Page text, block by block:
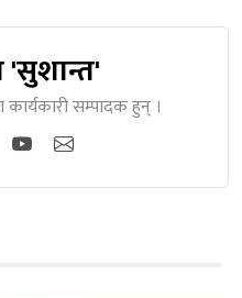
'सुशान्त'
सम्पादक हुन् ।